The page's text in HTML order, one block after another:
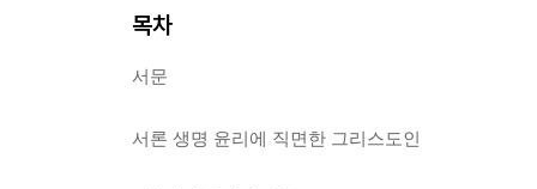
목차
서문
서론 생명 윤리에 직면한 그리스도인